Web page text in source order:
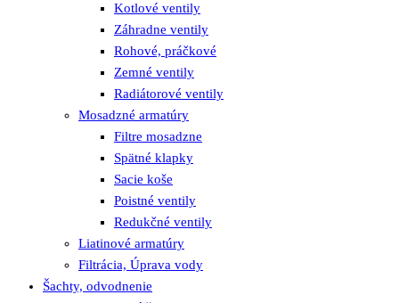
Kotlové ventily
Záhradne ventily
Rohové, práčkové
Zemné ventily
Radiátorové ventily
Mosadzné armatúry
Filtre mosadzne
Spätné klapky
Sacie koše
Poistné ventily
Redukčné ventily
Liatinové armatúry
Filtrácia, Úprava vody
Šachty, odvodnenie